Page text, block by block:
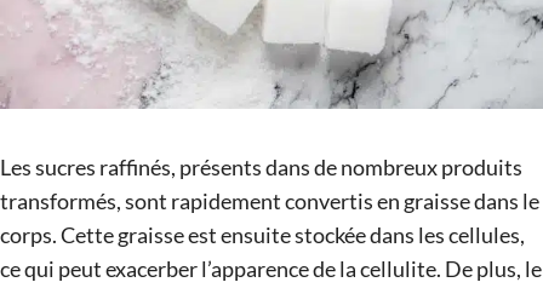
Les sucres raffinés, présents dans de nombreux produits
transformés, sont rapidement convertis en graisse dans le
corps. Cette graisse est ensuite stockée dans les cellules,
ce qui peut exacerber l’apparence de la cellulite. De plus, le